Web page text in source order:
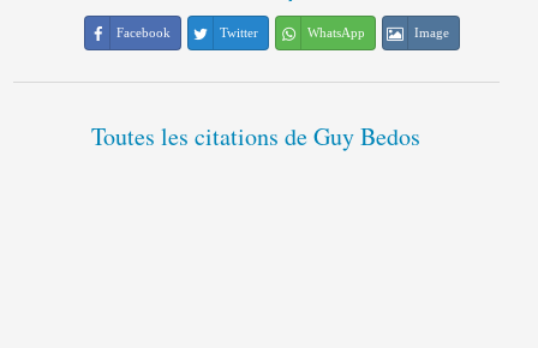
Facebook Twitter WhatsApp Image
Toutes les citations de Guy Bedos